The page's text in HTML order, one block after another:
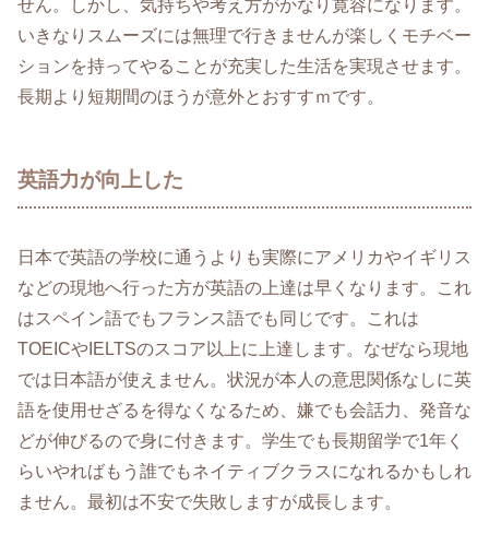
せん。しかし、気持ちや考え方がかなり寛容になります。
いきなりスムーズには無理で行きませんが楽しくモチベー
ションを持ってやることが充実した生活を実現させます。
長期より短期間のほうが意外とおすすｍです。
英語力が向上した
日本で英語の学校に通うよりも実際にアメリカやイギリス
などの現地へ行った方が英語の上達は早くなります。これ
はスペイン語でもフランス語でも同じです。これは
TOEICやIELTSのスコア以上に上達します。なぜなら現地
では日本語が使えません。状況が本人の意思関係なしに英
語を使用せざるを得なくなるため、嫌でも会話力、発音な
どが伸びるので身に付きます。学生でも長期留学で1年く
らいやればもう誰でもネイティブクラスになれるかもしれ
ません。最初は不安で失敗しますが成長します。